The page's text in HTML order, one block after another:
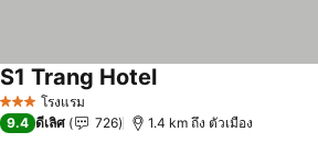
3 ดาว โรงแรม
S1 Trang Hotelดูราคา
9.4 ดีเลิศ 726 1.4 km ถึง ตัวเมือง